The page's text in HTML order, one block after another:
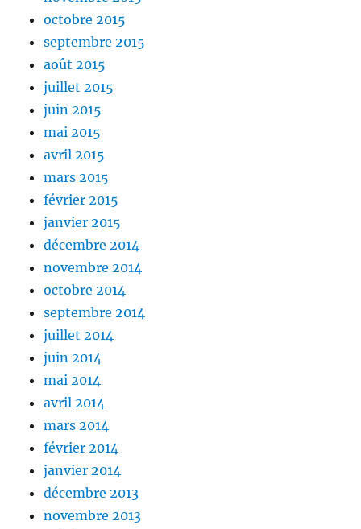
octobre 2015
septembre 2015
août 2015
juillet 2015
juin 2015
mai 2015
avril 2015
mars 2015
février 2015
janvier 2015
décembre 2014
novembre 2014
octobre 2014
septembre 2014
juillet 2014
juin 2014
mai 2014
avril 2014
mars 2014
février 2014
janvier 2014
décembre 2013
novembre 2013